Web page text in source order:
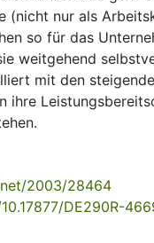
(nicht nur als
so für das
weitgehend
mit den
ihre
2003/28464
DE290R-